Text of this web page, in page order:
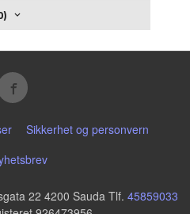
Sikkerhet og personvern
22 4200 Sauda Tlf. 45859033